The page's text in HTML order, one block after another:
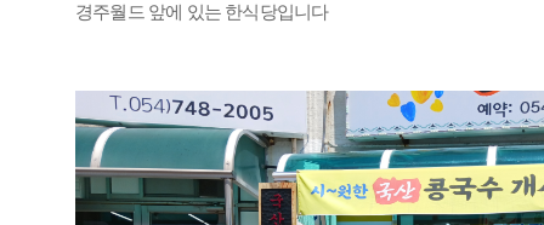
경주월드 앞에 있는 한식당입니다